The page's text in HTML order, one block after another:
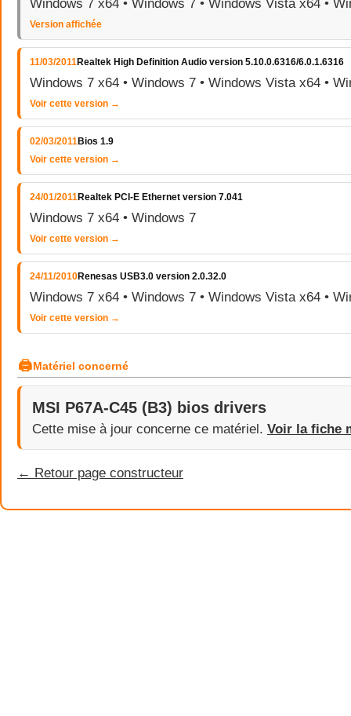
Windows 7 x64 • Windows 7 • Windows Vista x64 •
Version affichée
11/03/2011Realtek High Definition Audio version 5.10.0.6316/6.0.1.6316
Windows 7 x64 • Windows 7 • Windows Vista x64 •
Voir cette version →
02/03/2011Bios 1.9
Voir cette version →
24/01/2011Realtek PCI-E Ethernet version 7.041
Windows 7 x64 • Windows 7
Voir cette version →
24/11/2010Renesas USB3.0 version 2.0.32.0
Windows 7 x64 • Windows 7 • Windows Vista x64 •
Voir cette version →
🖨Matériel concerné
MSI P67A-C45 (B3) bios drivers
Cette mise à jour concerne ce matériel. Voir la fiche
← Retour page constructeur